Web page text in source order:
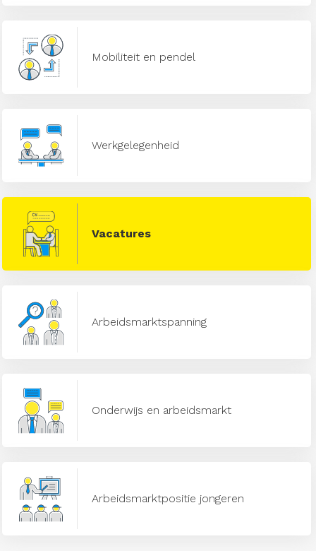
Mobiliteit en pendel
Werkgelegenheid
Vacatures
Arbeidsmarktspanning
Onderwijs en arbeidsmarkt
Arbeidsmarktpositie jongeren